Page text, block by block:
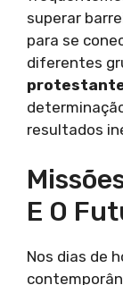
superar
para se
diferentes
resultados
E O
Nos dias de